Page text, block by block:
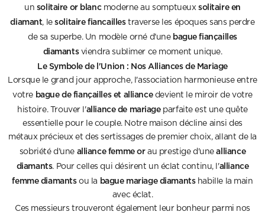
un solitaire or blancmoderne au somptueux solitaire en
diamant, lesolitaire fiancaillestraverse les époques sans perdre
de sa superbe. Un modèle orné d'une bague fiançailles
diamantsviendra sublimer ce moment unique.
Le Symbole de l'Union : Nos Alliances de Mariage
Lorsque le grand jour approche, l'association harmonieuse entre
votre bague de fiançailles et alliancedevient le miroir de votre
histoire. Trouver l'alliance de mariageparfaite est une quête
essentielle pour le couple. Notre maison décline ainsi des
métaux précieux et des sertissages de premier choix, allant de la
sobriété d'une alliance femme orau prestige d'unealliance
diamants. Pour celles qui désirent un éclat continu, l'alliance
femme diamantsou la bague mariage diamantshabille la main
avec éclat.
Ces messieurs trouveront également leur bonheur parmi nos